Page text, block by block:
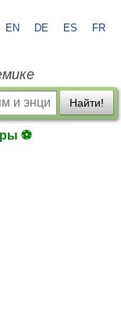
EN DE ES FR
Найти!
⚽